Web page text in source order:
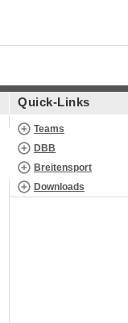
Quick-Links
Teams
DBB
Breitensport
Downloads